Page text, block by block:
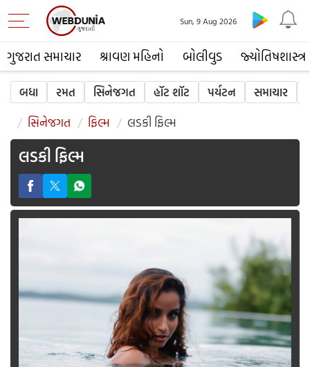
ગુજરાત સમાચાર શ્રાવણ મહિનો બોલીવુડ જ્યોતિષશાસ્ત્ર
Sun, 9 Aug 2026
બધા રમત સિનેજગત હૉટ શૉટ પર્યટન સમાચાર
સિનેજગત ફિલ્મ લડકી ફિલ્મ
લડકી ફિલ્મ